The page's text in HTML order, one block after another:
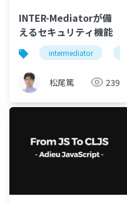
INTER-Mediatorが備
えるセキュリティ機能
intermediator
松尾篤 239